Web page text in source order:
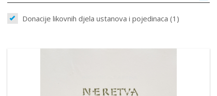
Donacije likovnih djela ustanova i pojedinaca (1)